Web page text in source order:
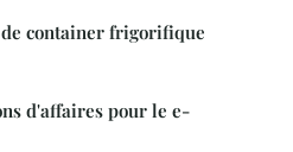
container frigorifique
d'affaires pour le e-